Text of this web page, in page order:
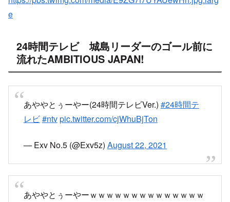
e
24時間テレビ 城島リーダーのゴール前に
流れたAMBITIOUS JAPAN!
あややとぅーやー(24時間テレビVer.) #24時間テ
レビ#ntvpic.twitter.com/cjWhuBjTon
— Exv No.5 (@Exv5z) August 22, 2021
あややとぅーやーｗｗｗｗｗｗｗｗｗｗｗｗｗｗ